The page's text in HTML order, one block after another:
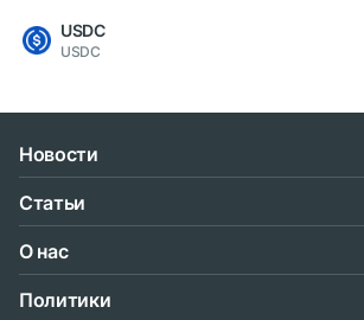
USDC
USDC
Новости
Статьи
О нас
Политики